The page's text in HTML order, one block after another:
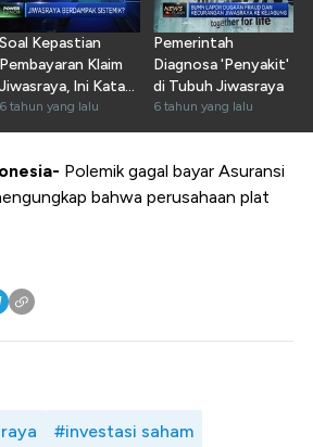
Soal Kepastian
Pembayaran Klaim
Jiwasraya, Ini Kata
Pengamat
6 tahun yang lalu
Pemerintah
Diagnosa 'Penyakit'
di Tubuh Jiwasraya
6 tahun yang lalu
Polemik gagal bayar Asuransi
bahwa perusahaan plat
#investasi saham